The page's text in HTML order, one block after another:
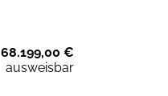
68.199,00 €
ausweisbar